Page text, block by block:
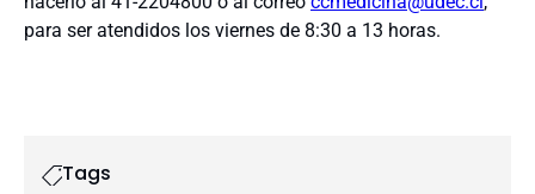
para ser atendidos los viernes de 8:30 a 13 horas.
Tags